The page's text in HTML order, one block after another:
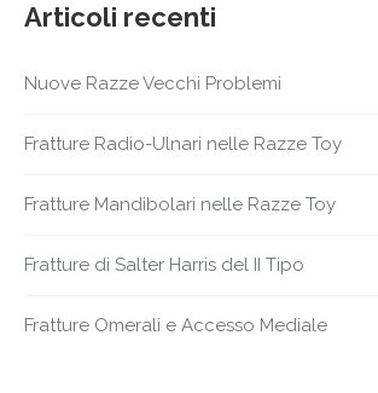
Articoli recenti
Nuove Razze Vecchi Problemi
Fratture Radio-Ulnari nelle Razze Toy
Fratture Mandibolari nelle Razze Toy
Fratture di Salter Harris del II Tipo
Fratture Omerali e Accesso Mediale